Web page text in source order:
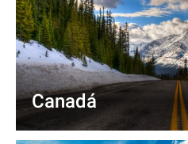
Canadá